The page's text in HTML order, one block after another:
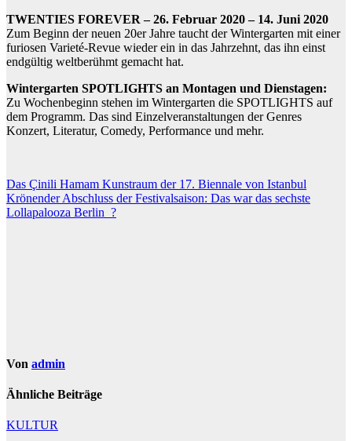
TWENTIES FOREVER – 26. Februar 2020 – 14. Juni 2020
Zum Beginn der neuen 20er Jahre taucht der Wintergarten mit einer
furiosen Varieté-Revue wieder ein in das Jahrzehnt, das ihn einst
endgültig weltberühmt gemacht hat.
Wintergarten SPOTLIGHTS an Montagen und Dienstagen:
Zu Wochenbeginn stehen im Wintergarten die SPOTLIGHTS auf
dem Programm. Das sind Einzelveranstaltungen der Genres
Konzert, Literatur, Comedy, Performance und mehr.
Beitragsnavigation
Das Çinili Hamam Kunstraum der 17. Biennale von Istanbul
Krönender Abschluss der Festivalsaison: Das war das sechste
Lollapalooza Berlin ?
Von admin
Ähnliche Beiträge
KULTUR